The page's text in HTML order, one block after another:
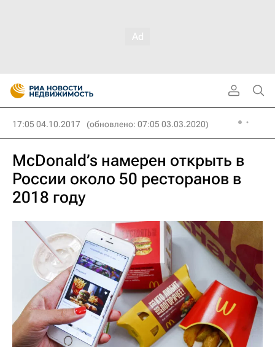
17:05 04.10.2017 (обновлено: 07:05 03.03.2020)
McDonald’s намерен открыть в
России около 50 ресторанов в
2018 году